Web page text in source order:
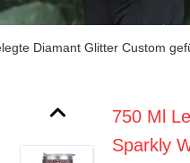
Diamant Glitter Custom
750 Ml
Sparkly